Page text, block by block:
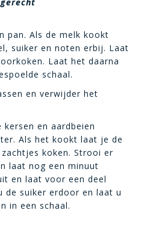
pan. Als de melk kookt
suiker en noten erbij. Laat
Laat het daarna
schaal.
en verwijder het
kersen en aardbeien
Als het kookt laat je de
koken. Strooi er
laat nog een minuut
en laat voor een deel
de suiker erdoor en laat u
in een schaal.